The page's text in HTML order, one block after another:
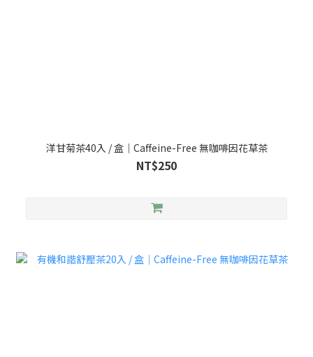
洋甘菊茶40入 / 盒｜Caffeine-Free 無咖啡因花草茶
NT$250